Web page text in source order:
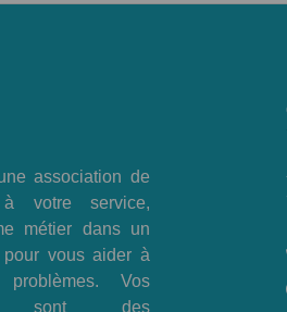
association de
à votre service,
métier dans un
pour vous aider à
Vos
sont des